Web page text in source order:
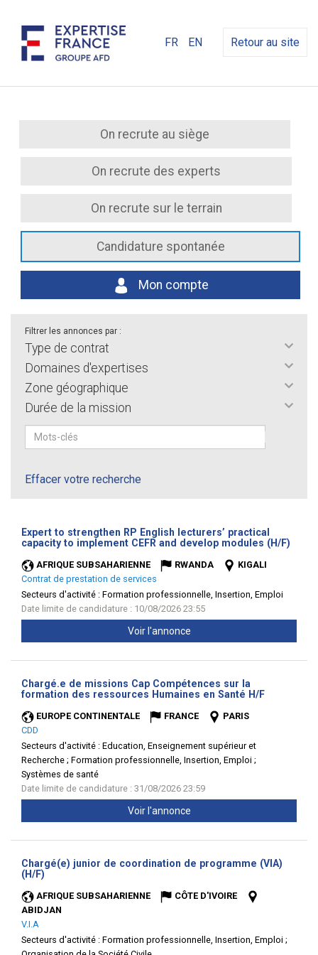
FR EN Retour au site
On recrute au siège
On recrute des experts
On recrute sur le terrain
Candidature spontanée
Mon compte
Filtrer les annonces par :
Type de contrat
Domaines d'expertises
Zone géographique
Durée de la mission
Effacer votre recherche
Expert to strengthen RP English lecturers’ practical
capacity to implement CEFR and develop modules (H/F)
AFRIQUE SUBSAHARIENNE RWANDA
KIGALI
Contrat de prestation de services
Secteurs d'activité : Formation professionnelle, Insertion, Emploi
Date limite de candidature : 10/08/2026 23:55
Voir l'annonce
Chargé.e de missions Cap Compétences sur la
formation des ressources Humaines en Santé H/F(Nouvelle
EUROPE CONTINENTALE FRANCE
PARIS
CDD
Secteurs d'activité : Education, Enseignement supérieur et
Recherche ; Formation professionnelle, Insertion, Emploi ;
Systèmes de santé
Date limite de candidature : 31/08/2026 23:59
Voir l'annonce
Chargé(e) junior de coordination de programme (VIA)
(H/F)
AFRIQUE SUBSAHARIENNE
CÔTE D'IVOIRE
ABIDJAN
V.I.A
Secteurs d'activité : Formation professionnelle, Insertion, Emploi ;